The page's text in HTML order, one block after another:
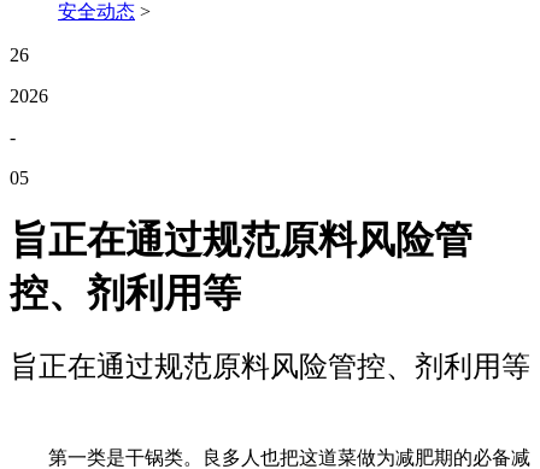
安全动态 >
26
2026
-
05
旨正在通过规范原料风险管
控、剂利用等
旨正在通过规范原料风险管控、剂利用等
第一类是干锅类。良多人也把这道菜做为减肥期的必备减